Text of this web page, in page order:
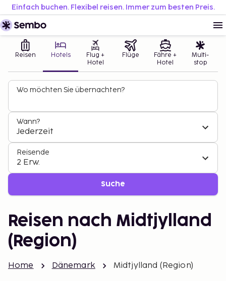
Einfach buchen. Flexibel reisen. Immer zum besten Preis.
Reisen Hotels
Flug +
Hotel
Flüge
Fähre +
Hotel
Multi-
stop
Wo möchten Sie übernachten?
Wann?
Jederzeit
Reisende
2 Erw.
Suche
Reisen nach Midtjylland
(Region)
Home Dänemark Midtjylland (Region)